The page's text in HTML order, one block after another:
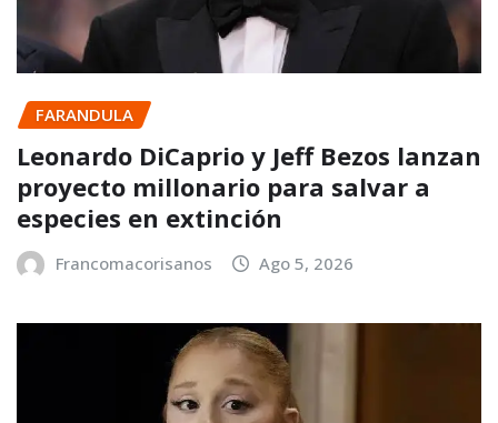
FARANDULA
Leonardo DiCaprio y Jeff Bezos lanzan
proyecto millonario para salvar a
especies en extinción
Francomacorisanos Ago 5, 2026